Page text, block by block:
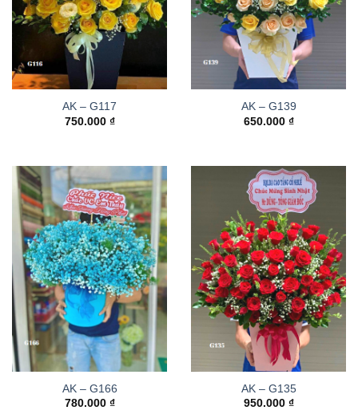
AK – G117
750.000 ₫
AK – G139
650.000 ₫
AK – G166
780.000 ₫
AK – G135
950.000 ₫